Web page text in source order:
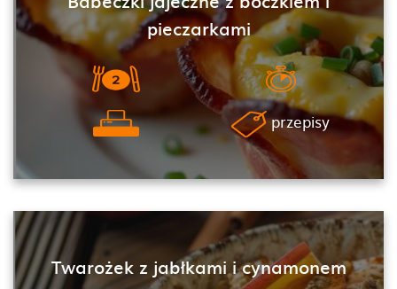
pieczarkami
przepisy
Twarożek z jabłkami i cynamonem